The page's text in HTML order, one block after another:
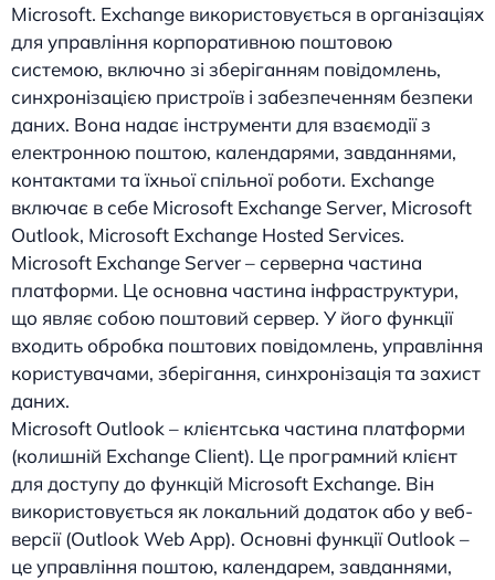
Microsoft. Exchange використовується в організаціях
для управління корпоративною поштовою
системою, включно зі зберіганням повідомлень,
синхронізацією пристроїв і забезпеченням безпеки
даних. Вона надає інструменти для взаємодії з
електронною поштою, календарями, завданнями,
контактами та їхньої спільної роботи. Exchange
включає в себе Microsoft Exchange Server, Microsoft
Outlook, Microsoft Exchange Hosted Services.
Microsoft Exchange Server – серверна частина
платформи. Це основна частина інфраструктури,
що являє собою поштовий сервер. У його функції
входить обробка поштових повідомлень, управління
користувачами, зберігання, синхронізація та захист
даних.
Microsoft Outlook – клієнтська частина платформи
(колишній Exchange Client). Це програмний клієнт
для доступу до функцій Microsoft Exchange. Він
використовується як локальний додаток або у веб-
версії (Outlook Web App). Основні функції Outlook –
це управління поштою, календарем, завданнями,